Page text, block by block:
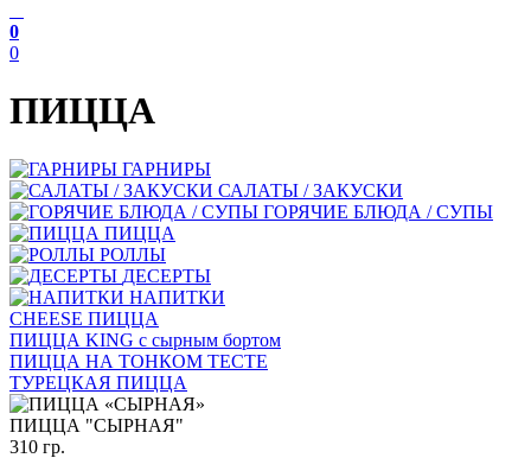
0
0
ПИЦЦА
ГАРНИРЫ
САЛАТЫ / ЗАКУСКИ
ГОРЯЧИЕ БЛЮДА / СУПЫ
ПИЦЦА
РОЛЛЫ
ДЕСЕРТЫ
НАПИТКИ
CHEESE ПИЦЦА
ПИЦЦА KING с сырным бортом
ПИЦЦА НА ТОНКОМ ТЕСТЕ
ТУРЕЦКАЯ ПИЦЦА
ПИЦЦА "СЫРНАЯ"
310 гр.